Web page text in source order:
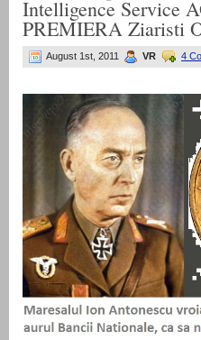
Intelligence Service
PREMIERA Ziaristi
August 1st, 2011 VR 4